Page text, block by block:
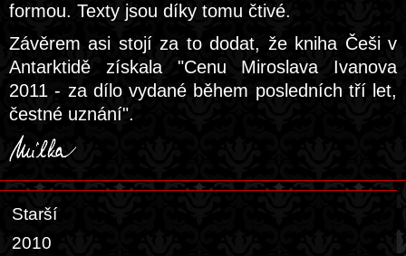
formou. Texty jsou díky tomu čtivé.
Závěrem asi stojí za to dodat, že kniha Češi v
Antarktidě získala "Cenu Miroslava Ivanova
2011 - za dílo vydané během posledních tří let,
čestné uznání".
Starší
2010